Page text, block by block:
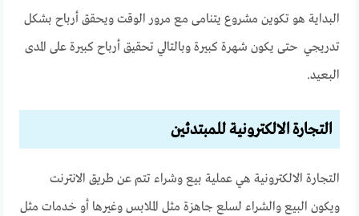
البداية هو تكوين مشروع يتنامى مع مرور الوقت ويحقق أرباح بشكل
تدريجي حتى يكون شهرة كبيرة وبالتالي تحقيق أرباح كبيرة على المدى
البعيد.
التجارة الالكترونية للمبتدئين
التجارة الالكترونية هي عملية بيع وشراء تتم عن طريق الانترنت
ويكون البيع والشراء لسلع جاهزة مثل الملابس وغيرها أو خدمات مثل